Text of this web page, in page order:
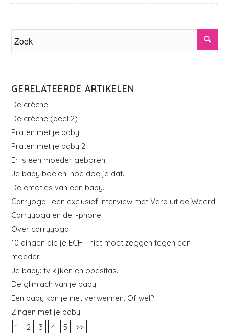
GERELATEERDE ARTIKELEN
De crèche
De crèche (deel 2)
Praten met je baby
Praten met je baby 2
Er is een moeder geboren !
Je baby boeien, hoe doe je dat.
De emoties van een baby.
Carryoga : een exclusief interview met Vera uit de Weerd.
Carryyoga en de i-phone.
Over carryyoga
10 dingen die je ECHT niet moet zeggen tegen een
moeder
Je baby: tv kijken en obesitas.
De glimlach van je baby.
Een baby kan je niet verwennen. Of wel?
Zingen met je baby.
1
2 3 4 5 >>